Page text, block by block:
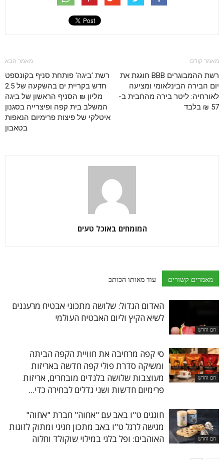
מאמר קודם
רשת ההמבוגרים BBB חוגגת את
יום הבירה הבינלאומי ומציעה
לאורחיה: ליטר בירה מהחבית ב-
57 ₪ בלבד
מאמר הבא
רשת 'ביגה' פותחת סניף בקונספט
חדש בקריית ים בהשקעה של 2.5
מליון ₪ הסניף הראשון של ביגה
המשלב בית קפה ופיצרייה בסגנון
איטלקי של פיצות פרימיום הנאפות
בטאבון
המומחים באוכל טעים
מאמרים קשורים עוד מאותו הכותב
חם וחדש
האדום הגדול: שלושה מתכוני אבטיח מרעננים
לשיא הקיץ וליום האבטיח העולמי
חם וחדש
סי קפה מרחיבה את חוויית הקפה הביתה
ומשיקה סדרת פולי קפה חדשה באריזות
מעוצבות שלושה בלנדים מובחרים, אריזות
פרימיום חדשות ושני גדלים לבחירה כדי...
חם וחדש
חוגגים ט"ו באב עם "אחוה" חברת "אחוה"
מגישה לרגל ט"ו באב מתכון חגיגי ומתוק לזוגות
האוהבים: ופל בלגי במילוי שוקולד וחלוה